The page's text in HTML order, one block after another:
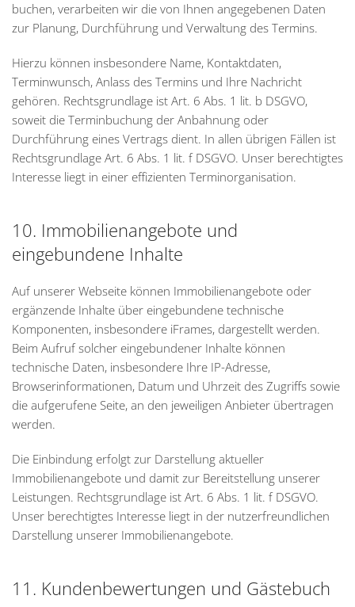
buchen, verarbeiten wir die von Ihnen angegebenen Daten
zur Planung, Durchführung und Verwaltung des Termins.
Hierzu können insbesondere Name, Kontaktdaten,
Terminwunsch, Anlass des Termins und Ihre Nachricht
gehören. Rechtsgrundlage ist Art. 6 Abs. 1 lit. b DSGVO,
soweit die Terminbuchung der Anbahnung oder
Durchführung eines Vertrags dient. In allen übrigen Fällen ist
Rechtsgrundlage Art. 6 Abs. 1 lit. f DSGVO. Unser berechtigtes
Interesse liegt in einer effizienten Terminorganisation.
10. Immobilienangebote und
eingebundene Inhalte
Auf unserer Webseite können Immobilienangebote oder
ergänzende Inhalte über eingebundene technische
Komponenten, insbesondere iFrames, dargestellt werden.
Beim Aufruf solcher eingebundener Inhalte können
technische Daten, insbesondere Ihre IP-Adresse,
Browserinformationen, Datum und Uhrzeit des Zugriffs sowie
die aufgerufene Seite, an den jeweiligen Anbieter übertragen
werden.
Die Einbindung erfolgt zur Darstellung aktueller
Immobilienangebote und damit zur Bereitstellung unserer
Leistungen. Rechtsgrundlage ist Art. 6 Abs. 1 lit. f DSGVO.
Unser berechtigtes Interesse liegt in der nutzerfreundlichen
Darstellung unserer Immobilienangebote.
11. Kundenbewertungen und Gästebuch